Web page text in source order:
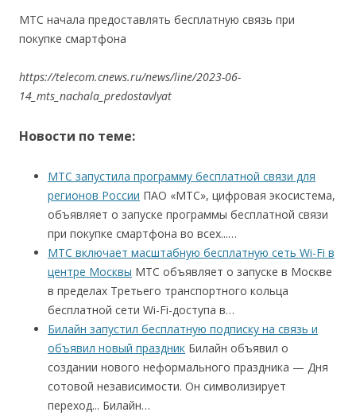
МТС начала предоставлять бесплатную связь при
покупке смартфона
https://telecom.cnews.ru/news/line/2023-06-
14_mts_nachala_predostavlyat
Новости по теме:
МТС запустила программу бесплатной связи для
регионов России ПАО «МТС», цифровая экосистема,
объявляет о запуске программы бесплатной связи
при покупке смартфона во всех...…
МТС включает масштабную бесплатную сеть Wi-Fi в
центре Москвы МТС объявляет о запуске в Москве
в пределах Третьего транспортного кольца
бесплатной сети Wi-Fi-доступа в…
Билайн запустил бесплатную подписку на связь и
объявил новый праздник Билайн объявил о
создании нового неформального праздника — Дня
сотовой независимости. Он символизирует
переход... Билайн…